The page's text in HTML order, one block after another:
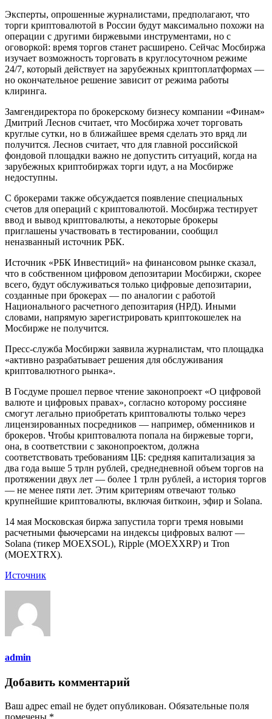
Эксперты, опрошенные журналистами, предполагают, что
торги криптовалютой в России будут максимально похожи на
операции с другими биржевыми инструментами, но с
оговоркой: время торгов станет расширено. Сейчас Мосбиржа
изучает возможность торговать в круглосуточном режиме
24/7, который действует на зарубежных криптоплатформах —
но окончательное решение зависит от режима работы
клиринга.
Замгендиректора по брокерскому бизнесу компании «Финам»
Дмитрий Леснов считает, что Мосбиржа хочет торговать
круглые сутки, но в ближайшее время сделать это вряд ли
получится. Леснов считает, что для главной российской
фондовой площадки важно не допустить ситуаций, когда на
зарубежных криптобиржах торги идут, а на Мосбирже
недоступны.
С брокерами также обсуждается появление специальных
счетов для операций с криптовалютой. Мосбиржа тестирует
ввод и вывод криптовалюты, а некоторые брокеры
приглашены участвовать в тестировании, сообщил
неназванный источник РБК.
Источник «РБК Инвестиций» на финансовом рынке сказал,
что в собственном цифровом депозитарии Мосбиржи, скорее
всего, будут обслуживаться только цифровые депозитарии,
созданные при брокерах — по аналогии с работой
Национального расчетного депозитария (НРД). Иными
словами, напрямую зарегистрировать криптокошелек на
Мосбирже не получится.
Пресс‑служба Мосбиржи заявила журналистам, что площадка
«активно разрабатывает решения для обслуживания
криптовалютного рынка».
В Госдуме прошел первое чтение законопроект «О цифровой
валюте и цифровых правах», согласно которому россияне
смогут легально приобретать криптовалюты только через
лицензированных посредников — например, обменников и
брокеров. Чтобы криптовалюта попала на биржевые торги,
она, в соответствии с законопроектом, должна
соответствовать требованиям ЦБ: средняя капитализация за
два года выше 5 трлн рублей, среднедневной объем торгов на
протяжении двух лет — более 1 трлн рублей, а история торгов
— не менее пяти лет. Этим критериям отвечают только
крупнейшие криптовалюты, включая биткоин, эфир и Solana.
14 мая Московская биржа запустила торги тремя новыми
расчетными фьючерсами на индексы цифровых валют —
Solana (тикер MOEXSOL), Ripple (MOEXXRP) и Tron
(MOEXTRX).
Источник
admin
Добавить комментарий
Ваш адрес email не будет опубликован. Обязательные поля
помечены *